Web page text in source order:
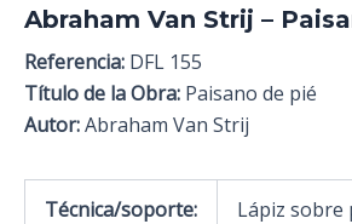
Abraham Van Strij –
Referencia: DFL 155
Título de la Obra: Paisano de pié
Autor:Abraham Van Strij
Técnica/soporte: Lápiz sobre